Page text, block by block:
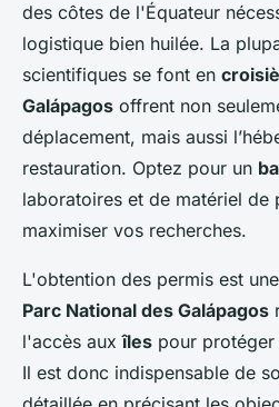
des côtes de l'Équateur
logistique bien huilée. La
scientifiques se font en
Galápagos offrent non
déplacement, mais aussi
restauration. Optez pour un
laboratoires et de matériel de
maximiser vos recherches.
L'obtention des permis est
Parc National des Galápagos
l'accès auxîles pour
Il est donc indispensable de